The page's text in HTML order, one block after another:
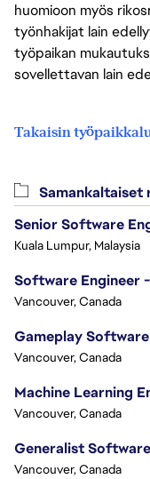
huomioon myös
työnhakijat lain
työpaikan
sovellettavan lain
Takaisin
Samankaltaiset
Senior Software
Kuala Lumpur, Malaysia
Software Engineer
Vancouver, Canada
Gameplay
Vancouver, Canada
Machine Learning
Vancouver, Canada
Generalist
Vancouver, Canada